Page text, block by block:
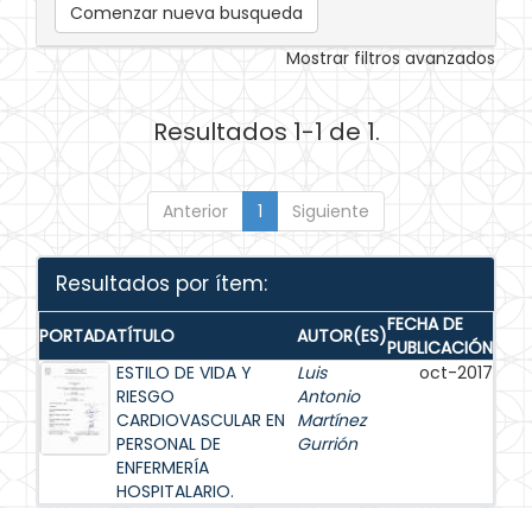
Comenzar nueva busqueda
Mostrar filtros avanzados
Resultados 1-1 de 1.
Anterior 1 Siguiente
Resultados por ítem:
PORTADATÍTULO AUTOR(ES)FECHA DE
PUBLICACIÓN
ESTILO DE VIDA Y
RIESGO
CARDIOVASCULAR EN
PERSONAL DE
ENFERMERÍA
HOSPITALARIO.
Luis
Antonio
Martínez
Gurrión
oct-2017